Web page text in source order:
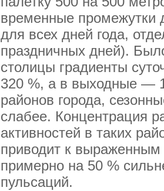
временные промежутки
для всех дней года,
праздничных дней).
столицы градиенты
320 %, а в выходные —
районов города,
слабее. Концентрация
активностей в таких
приводит к
примерно на 50 %
пульсаций.